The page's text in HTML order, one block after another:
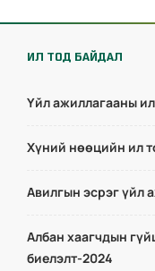
ИЛ ТОД БАЙДАЛ
Үйл ажиллагааны
Хүний нөөцийн ил
Авилгын эсрэг үйл
Албан хаагчдын
биелэлт-2024